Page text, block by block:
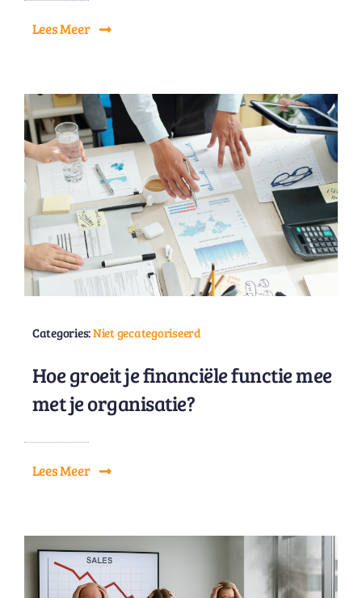
Lees Meer
Categories:Niet gecategoriseerd
Hoe groeit je financiële functie mee
met je organisatie?
Lees Meer